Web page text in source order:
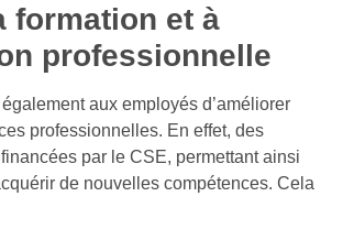
formation et à
professionnelle
aux employés d’améliorer
professionnelles. En effet, des
par le CSE, permettant ainsi
de nouvelles compétences. Cela